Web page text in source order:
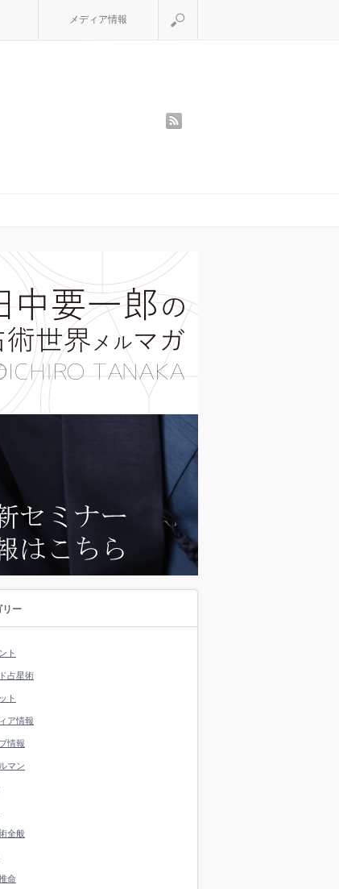
メディア情報
リー
ト
占星術
ト
ア情報
情報
マン
全般
命